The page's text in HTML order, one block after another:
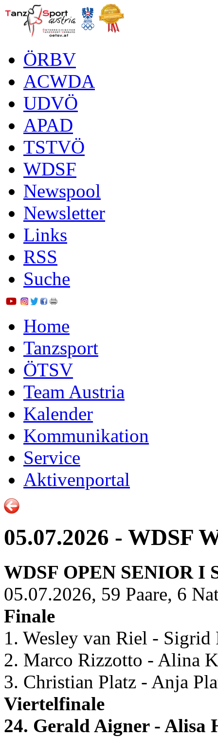
ÖRBV
ACWDA
UDVÖ
APAD
TSTVÖ
WDSF
Newspool
Newsletter
Links
RSS
Suche
Home
Tanzsport
ÖTSV
Team Austria
Kalender
Kommunikation
Service
Aktivenportal
05.07.2026 - WDSF
WDSF OPEN SENIOR I
05.07.2026, 59 Paare, 6
Finale
1. Wesley van Riel -
2. Marco Rizzotto - Alina
3. Christian Platz - Anja
Viertelfinale
24. Gerald Aigner - Alisa